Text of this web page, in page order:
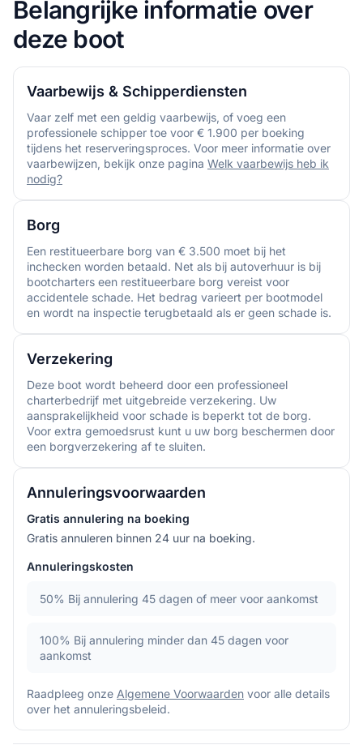
Belangrijke informatie over
deze boot
Vaarbewijs & Schipperdiensten
Vaar zelf met een geldig vaarbewijs, of voeg een
professionele schipper toe voor € 1.900 per boeking
tijdens het reserveringsproces. Voor meer informatie over
vaarbewijzen, bekijk onze pagina Welk vaarbewijs heb ik
nodig?
Borg
Een restitueerbare borg van € 3.500 moet bij het
inchecken worden betaald. Net als bij autoverhuur is bij
bootcharters een restitueerbare borg vereist voor
accidentele schade. Het bedrag varieert per bootmodel
en wordt na inspectie terugbetaald als er geen schade is.
Verzekering
Deze boot wordt beheerd door een professioneel
charterbedrijf met uitgebreide verzekering. Uw
aansprakelijkheid voor schade is beperkt tot de borg.
Voor extra gemoedsrust kunt u uw borg beschermen door
een borgverzekering af te sluiten.
Annuleringsvoorwaarden
Gratis annulering na boeking
Gratis annuleren binnen 24 uur na boeking.
Annuleringskosten
50% Bij annulering 45 dagen of meer voor aankomst
100% Bij annulering minder dan 45 dagen voor
aankomst
Raadpleeg onze Algemene Voorwaarden voor alle details
over het annuleringsbeleid.